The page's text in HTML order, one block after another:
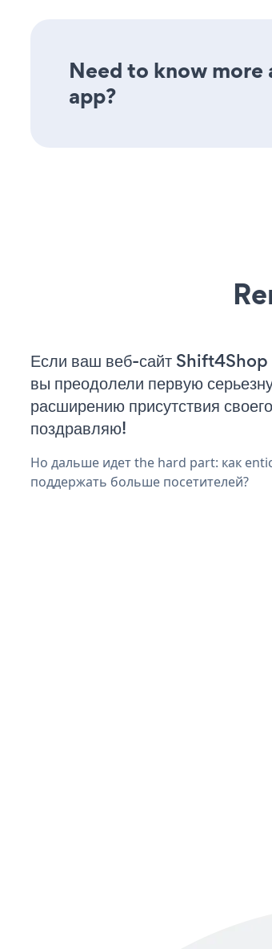
Need to know
app?
Если ваш веб-сайт Shift4Shop
вы преодолели первую
расширению присутствия
поздравляю!
Но дальше идет the hard part: как
поддержать больше посетителей?